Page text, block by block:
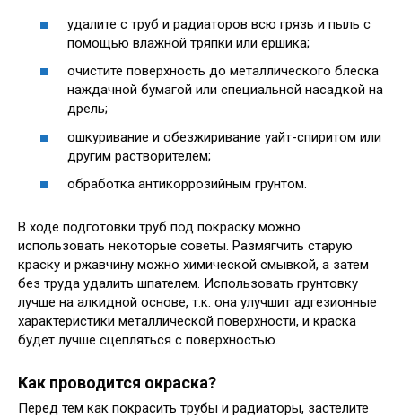
удалите с труб и радиаторов всю грязь и пыль с
помощью влажной тряпки или ершика;
очистите поверхность до металлического блеска
наждачной бумагой или специальной насадкой на
дрель;
ошкуривание и обезжиривание уайт-спиритом или
другим растворителем;
обработка антикоррозийным грунтом.
В ходе подготовки труб под покраску можно
использовать некоторые советы. Размягчить старую
краску и ржавчину можно химической смывкой, а затем
без труда удалить шпателем. Использовать грунтовку
лучше на алкидной основе, т.к. она улучшит адгезионные
характеристики металлической поверхности, и краска
будет лучше сцепляться с поверхностью.
Как проводится окраска?
Перед тем как покрасить трубы и радиаторы, застелите